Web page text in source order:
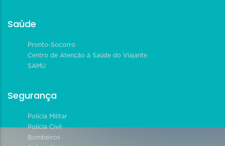
Saúde
Pronto-Socorro
Centro de Atenção à Saúde do Viajante
SAMU
Segurança
Polícia Militar
Polícia Civil
Bombeiros